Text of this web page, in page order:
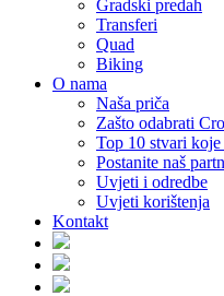
Gradski predah
Transferi
Quad
Biking
O nama
Naša priča
Zašto odabrati
Top 10 stvari
Postanite naš
Uvjeti i odredbe
Uvjeti korištenja
Kontakt